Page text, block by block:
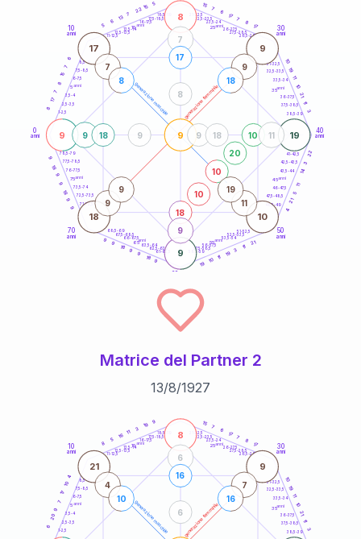
generazione maschile generazione femminile
0
anni
10
anni
30
anni
40
anni
50
anni
60
70
anni
1-2,5
2,5-3,5
3,5-4
6-7,5
7,5-8,5
8,5-9
11-12,5
12,5-13,5
13,5-14
16-17,5
17,5-18,5
18,5-19
21-22,5
22,5-23,5
23,5-24
26-27,5
27,5-28,5
28,5-29
31-32,5
32,5-33,5
33,5-34
36-37,5
37,5-38,5
38,5-39
41-42,5
42,5-43,5
43,5-44
46-47,5
47,5-48,5
48,5-49
51-52,5
52,5-53,5
53,5-54
56-57,5
57,5-58,5
58,5-59
61-62,5
62,5-63,5
63,5-64
66-67,5
67,5-68,5
68,5-69
71-72,5
72,5-73,5
73,5-74
76-77,5
77,5-78,5
78,5-79
8
17
7
8
15
7
6
5
6
13
7
22 15
5 15
7
6
17
7
8
17
10
19
11
10
21
11
3
22
3
14
11
5
21
4
21
11
3
19
11
10
19
9
18
9
9
18
9
9
9
9
18
9
9
18
9
9
8
19
9
9
17 9
18 10
18
10
10
20
10
9
7
11
9
18
17
9 18
9
8
7
8
9
18
9
9
11
19
5anni
15 anni 25anni
35anni
45anni
55anni
65anni
75anni
Matrice del Partner 2
13/8/1927
generazione maschile generazione femminile
10
anni
30
anni
1-2,5
2,5-3,5
3,5-4
6-7,5
7,5-8,5
8,5-9
11-12,5
12,5-13,5
13,5-14
16-17,5
17,5-18,5
18,5-19 21-22,5
22,5-23,5
23,5-24
26-27,5
27,5-28,5
28,5-29
31-32,5
32,5-33,5
33,5-34
36-37,5
37,5-38,5
38,5-39
6
20
9
7
17
10
4
8
5
16 11
3
19 9 15
7
6
17
7
8
17
10
19
11
10
21
11
3
8
21 9
6
16
6
4
10
7
16
5anni
15 anni 25anni
35anni